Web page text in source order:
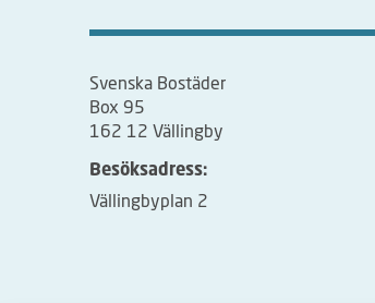
Svenska Bostäder
Box 95
162 12 Vällingby
Besöksadress:
Vällingbyplan 2